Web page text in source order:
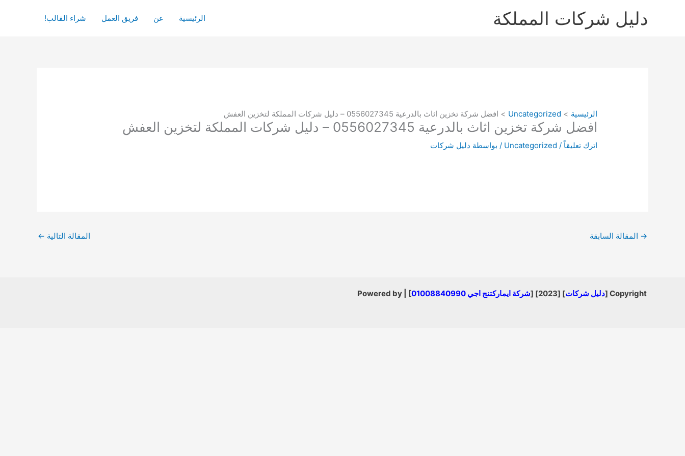
دليل شركات المملكة الرئيسية عن فريق العمل شراء القالب!
الرئيسية Uncategorized افضل شركة تخزين اثاث بالدرعية 0556027345 – دليل شركات المملكة لتخزين العفش
افضل شركة تخزين اثاث بالدرعية 0556027345 – دليل شركات المملكة لتخزين العفش
اترك تعليقاً /
Uncategorized / بواسطة دليل شركات
→ المقالة السابقة المقالة التالية ←
Copyright [ دليل شركات] [2023] [ شركة ايماركتنج اجي 01008840990 ] | Powered by